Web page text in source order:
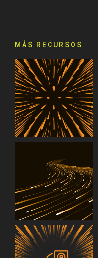
MÁS RECURSOS